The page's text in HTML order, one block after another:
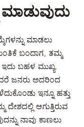
ಮಾಡಲು
ಬಂದಾಗ, ತಮ್ಮ
ಬಹಳ ಮುಖ್ಯ.
ಜನರು ಅದರಿಂದ
ಇನ್ನೂ ಹತ್ತು
ದೇಶದಲ್ಲಿ ಆಗುತ್ತಿರುವ
ನಾವು ಕಾಣಲು